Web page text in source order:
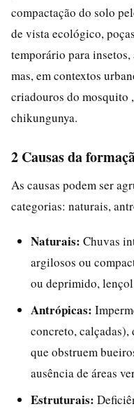
compactação do solo
de vista ecológico,
temporário para
mas, em contextos
criadouros do mosquito
chikungunya.
2 Causas da
As causas podem ser
categorias: naturais,
Naturais: Chuvas
argilosos ou
ou deprimido,
Antrópicas:
concreto, calçadas),
que obstruem
ausência de áreas
Estruturais: